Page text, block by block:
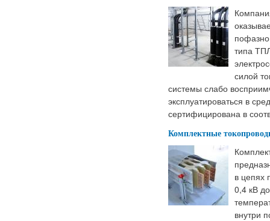
типа
силой
системы слабо
эксплуатироваться в
сертифицирована в
Комплектные
в цепях
0,4 кВ
внутри